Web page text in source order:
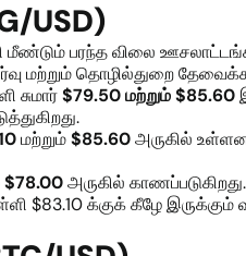
USD)
பரந்த விலை
மற்றும் தொழில்துறை
சுமார்$79.50 மற்றும் $85.60
மற்றும்$85.60அருகில்
$78.00அருகில்
$83.10 க்குக் கீழே இருக்கும்